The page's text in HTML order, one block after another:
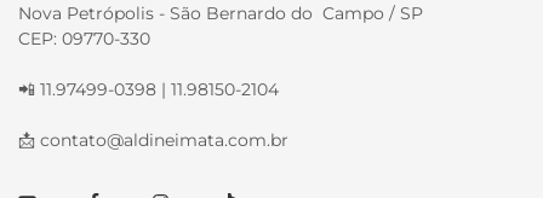
Nova Petrópolis - São Bernardo do Campo / SP
CEP: 09770-330
📲 11.97499-0398 | 11.98150-2104
📩 contato@aldineimata.com.br